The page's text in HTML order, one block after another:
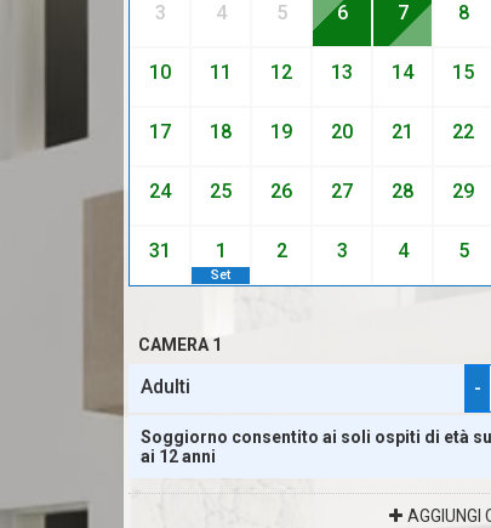
3 4 5 6 7 8
10 11 12 13 14 15
17 18 19 20 21 22
24 25 26 27 28 29
31 1
Set
2 3 4 5
CAMERA 1
Adulti -
Soggiorno consentito ai soli ospiti di età
ai 12 anni
AGGIUNGI